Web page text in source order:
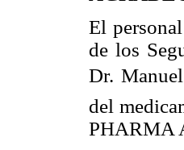
El
de los
Dr.
del
PHARMA